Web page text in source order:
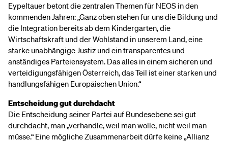
Eypeltauer betont die zentralen Themen für NEOS in den
kommenden Jahren: „Ganz oben stehen für uns die Bildung und
die Integration bereits ab dem Kindergarten, die
Wirtschaftskraft und der Wohlstand in unserem Land, eine
starke unabhängige Justiz und ein transparentes und
anständiges Parteiensystem. Das alles in einem sicheren und
verteidigungsfähigen Österreich, das Teil ist einer starken und
handlungsfähigen Europäischen Union.“
Entscheidung gut durchdacht
Die Entscheidung seiner Partei auf Bundesebene sei gut
durchdacht, man „verhandle, weil man wolle, nicht weil man
müsse.“ Eine mögliche Zusammenarbeit dürfe keine „Allianz